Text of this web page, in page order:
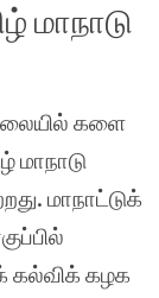
மாநாடு
களை
மாநாடு
மாநாட்டுக்
கல்விக் கழக